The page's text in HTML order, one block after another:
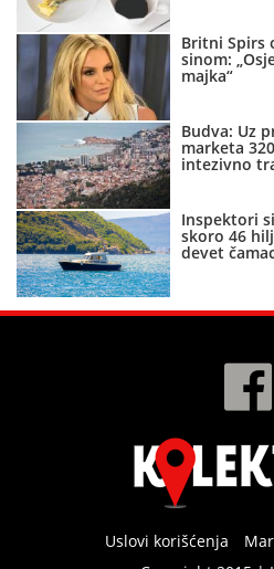
Britni Spirs
sinom:
majka“
Budva: Uz
marketa
intezivno
Inspektori
skoro 46
devet
Uslovi korišćenja